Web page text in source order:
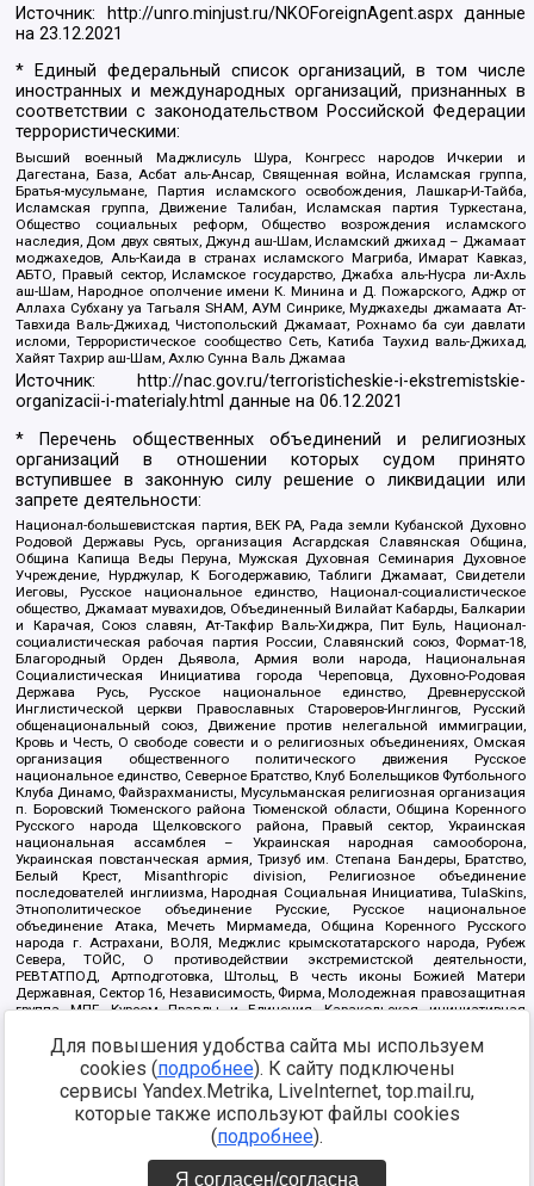
Источник: http://unro.minjust.ru/NKOForeignAgent.aspxданные
на23.12.2021
* Единый федеральный список организаций, в том числе
иностранных и международных организаций, признанных в
соответствии с законодательством Российской Федерации
террористическими:
Высший военный Маджлисуль Шура, Конгресс народов Ичкерии и
Дагестана, База, Асбат аль-Ансар, Священная война, Исламская группа,
Братья-мусульмане, Партия исламского освобождения, Лашкар-И-Тайба,
Исламская группа, Движение Талибан, Исламская партия Туркестана,
Общество социальных реформ, Общество возрождения исламского
наследия, Дом двух святых, Джунд аш-Шам, Исламский джихад – Джамаат
моджахедов, Аль-Каида в странах исламского Магриба, Имарат Кавказ,
АБТО, Правый сектор, Исламское государство, Джабха аль-Нусра ли-Ахль
аш-Шам, Народное ополчение имени К. Минина и Д. Пожарского, Аджр от
Аллаха Субхану уа Тагьаля SHAM, АУМ Синрике, Муджахеды джамаата Ат-
Тавхида Валь-Джихад, Чистопольский Джамаат, Рохнамо ба суи давлати
исломи, Террористическое сообщество Сеть, Катиба Таухид валь-Джихад,
Хайят Тахрир аш-Шам, Ахлю Сунна Валь Джамаа
Источник:
http://nac.gov.ru/terroristicheskie-i-ekstremistskie-
organizacii-i-materialy.html данные на06.12.2021
* Перечень общественных объединений и религиозных
организаций в отношении которых судом принято
вступившее в законную силу решение о ликвидации или
запрете деятельности:
Национал-большевистская партия, ВЕК РА, Рада земли Кубанской Духовно
Родовой Державы Русь, организация Асгардская Славянская Община,
Община Капища Веды Перуна, Мужская Духовная Семинария Духовное
Учреждение, Нурджулар, К Богодержавию, Таблиги Джамаат, Свидетели
Иеговы, Русское национальное единство, Национал-социалистическое
общество, Джамаат мувахидов, Объединенный Вилайат Кабарды, Балкарии
и Карачая, Союз славян, Ат-Такфир Валь-Хиджра, Пит Буль, Национал-
социалистическая рабочая партия России, Славянский союз, Формат-18,
Благородный Орден Дьявола, Армия воли народа, Национальная
Социалистическая Инициатива города Череповца, Духовно-Родовая
Держава Русь, Русское национальное единство, Древнерусской
Инглистической церкви Православных Староверов-Инглингов, Русский
общенациональный союз, Движение против нелегальной иммиграции,
Кровь и Честь, О свободе совести и о религиозных объединениях, Омская
организация общественного политического движения Русское
национальное единство, Северное Братство, Клуб Болельщиков Футбольного
Клуба Динамо, Файзрахманисты, Мусульманская религиозная организация
п. Боровский Тюменского района Тюменской области, Община Коренного
Русского народа Щелковского района, Правый сектор, Украинская
национальная ассамблея – Украинская народная самооборона,
Украинская повстанческая армия, Тризуб им. Степана Бандеры, Братство,
Белый Крест, Misanthropic division, Религиозное объединение
последователей инглиизма, Народная Социальная Инициатива, TulaSkins,
Этнополитическое объединение Русские, Русское национальное
объединение Атака, Мечеть Мирмамеда, Община Коренного Русского
народа г. Астрахани, ВОЛЯ, Меджлис крымскотатарского народа, Рубеж
Севера, ТОЙС, О противодействии экстремистской деятельности,
РЕВТАТПОД, Артподготовка, Штольц, В честь иконы Божией Матери
Державная, Сектор 16, Независимость, Фирма, Молодежная правозащитная
группа МПГ, Курсом Правды и Единения, Каракольская инициативная
Благотворительный пансионат Ак Умут, Русская республика Русь,
Арестантское уголовное единство, Башкорт, Нация и свобода, W.H.С., Фалунь
Дафа, Иртыш Ultras, Русский Патриотический клуб-Новокузнецк/РПК,
Сибирский державный союз, Фонд борьбы с коррупцией, Фонд защиты прав
граждан, Штабы Навального, Совет граждан СССР Прикубанского округа г.
https://minjust.gov.ru/ru/documents/7822/
Для повышения удобства сайта мы используем
cookies (подробнее). К сайту подключены
сервисы Yandex.Metrika, LiveInternet, top.mail.ru,
которые также используют файлы cookies
(подробнее).
Я согласен/согласна